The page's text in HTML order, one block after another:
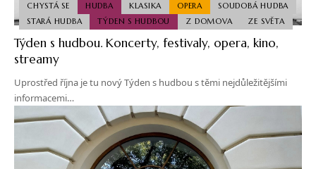
CHYSTÁ SE HUDBA KLASIKA OPERA
SOUDOBÁ HUDBA
STARÁ HUDBA
TÝDEN S HUDBOU Z DOMOVA ZE SVĚTA
Týden s hudbou. Koncerty, festivaly, opera, kino,
streamy
Uprostřed října je tu nový Týden s hudbou s těmi nejdůležitějšími
informacemi…